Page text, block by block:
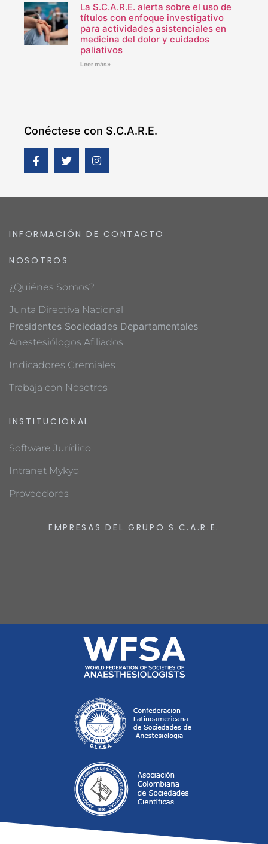
La S.C.A.R.E. alerta sobre el uso de
títulos con enfoque investigativo
para actividades asistenciales en
medicina del dolor y cuidados
paliativos
Leer más»
Conéctese con S.C.A.R.E.
INFORMACIÓN DE CONTACTO
NOSOTROS
¿Quiénes Somos?
Junta Directiva Nacional
Presidentes Sociedades Departamentales
Anestesiólogos Afiliados
Indicadores Gremiales
Trabaja con Nosotros
INSTITUCIONAL
Software Jurídico
Intranet Mykyo
Proveedores
EMPRESAS DEL GRUPO S.C.A.R.E.